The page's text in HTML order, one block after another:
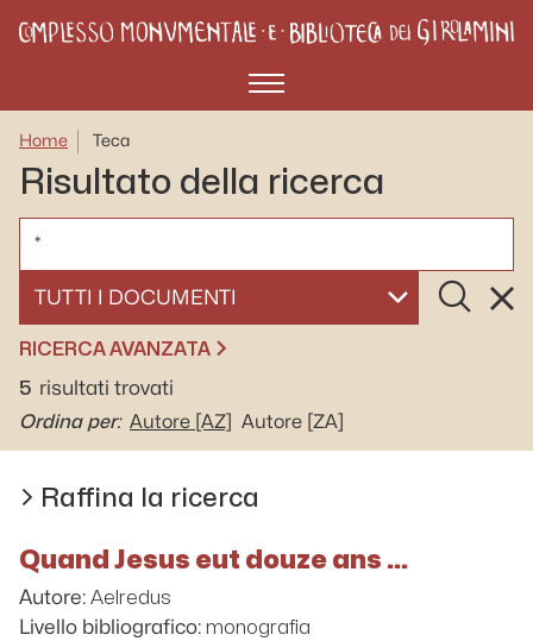
Menù
Home Teca
Risultato della ricerca
SELEZIONA UN DOCUMENTO
Cerca
RICERCA AVANZATA
5 risultati trovati
Ordina per: Autore [AZ] Autore [ZA]
Raffina la ricerca
Quand Jesus eut douze ans ...
Autore: Aelredus
Livello bibliografico: monografia